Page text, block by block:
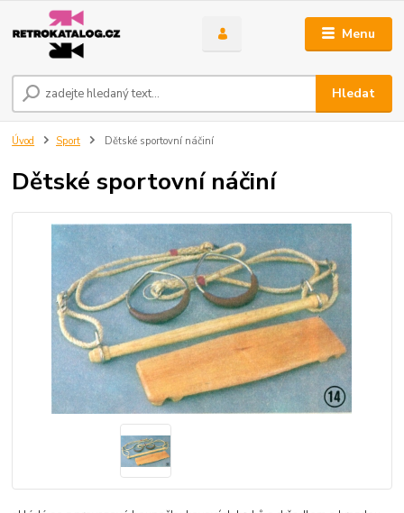
Menu
Hledat
Úvod Sport Dětské sportovní náčiní
Dětské sportovní náčiní